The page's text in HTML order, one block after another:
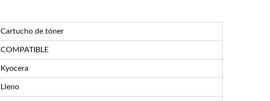
Cartucho de tóner
COMPATIBLE
Kyocera
Lleno